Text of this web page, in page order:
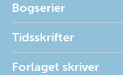
Bogserier
Tidsskrifter
Forlaget skriver